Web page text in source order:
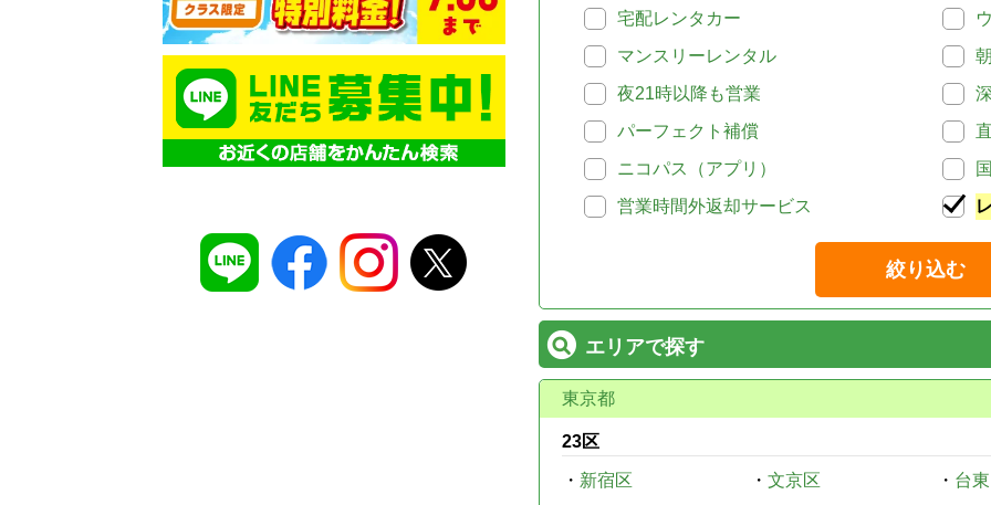
宅配レンタカー
マンスリーレンタル
夜21時以降も営業
パーフェクト補償
ニコパス（アプリ）
営業時間外返却サービス
絞り込む
エリアで探す
東京都
23区
・ 新宿区 ・ 文京区 ・ 台